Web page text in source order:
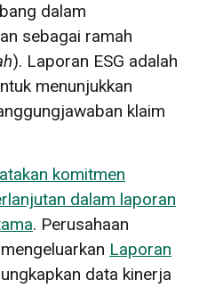
dalam
sebagai ramah
). Laporan ESG adalah
menunjukkan
klaim
komitmen
dalam laporan
. Perusahaan
Laporan
data kinerja